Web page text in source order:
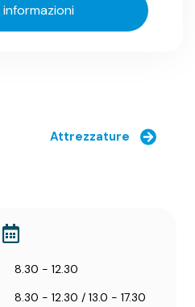
informazioni
Attrezzature
8.30 - 12.30
8.30 - 12.30 / 13.0 - 17.30